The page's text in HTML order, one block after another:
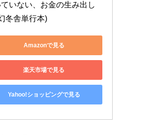
いない、お金の生み出し
冬舎単行本)
Amazonで見る
楽天市場で見る
Yahoo!ショッピングで見る